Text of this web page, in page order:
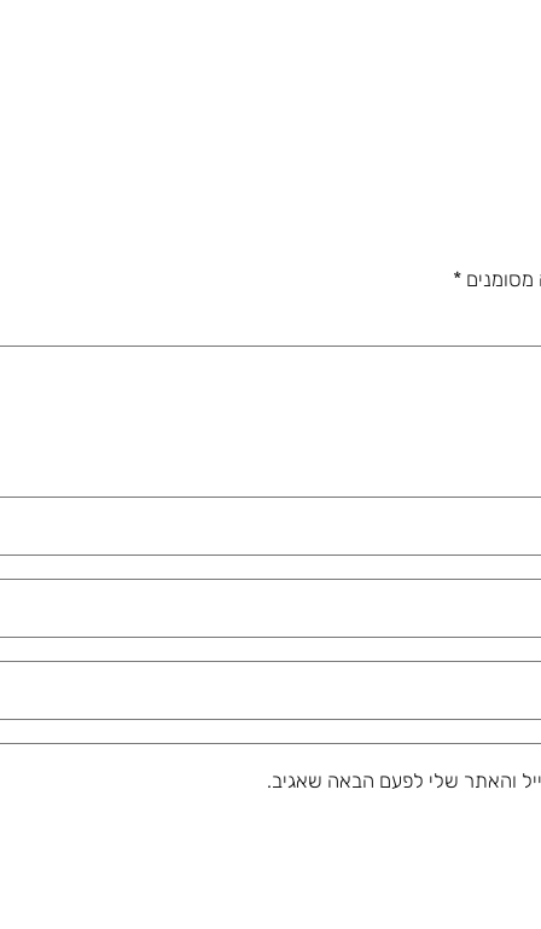
*
והאתר שלי לפעם הבאה שאגיב.